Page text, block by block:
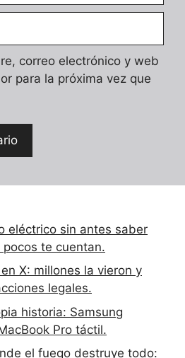
correo electrónico y web
para la próxima vez que
eléctrico sin antes saber
te cuentan.
en X: millones la vieron y
legales.
historia: Samsung
Pro táctil.
el fuego destruye todo: